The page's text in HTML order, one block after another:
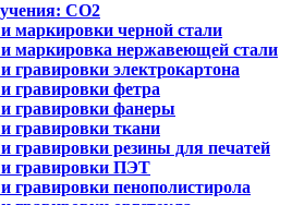
СО2
маркировки черной стали
маркировка нержавеющей стали
гравировки электрокартона
гравировки фетра
гравировки фанеры
гравировки ткани
гравировки резины для печатей
гравировки ПЭТ
гравировки пенополистирола